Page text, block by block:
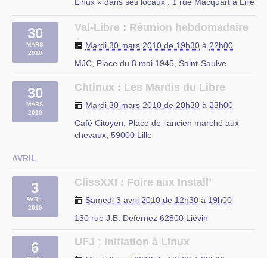
Villeneuve d’Ascq
– Découverte des logiciels libres
– Installation d’une distribution Linux
– Le mode console
rue du Mal Assis, Lille
30
MARS
2010
Val-Libre : Réunion hebdomadaire
Mardi 30 mars 2010 de 19h30 à 22h00
MJC, Place du 8 mai 1945, Saint-Saulve
30
MARS
2010
Chtinux : Les Mardis du Libre
Mardi 30 mars 2010 de 20h30 à 23h00
Café Citoyen, Place de l’ancien marché aux
chevaux, 59000 Lille
AVRIL
3
AVRIL
2010
ClissXXI : Foire aux Install’
Samedi 3 avril 2010 de 12h30 à 19h00
130 rue J.B. Defernez 62800 Liévin
6 UFJ : Initiation à Linux